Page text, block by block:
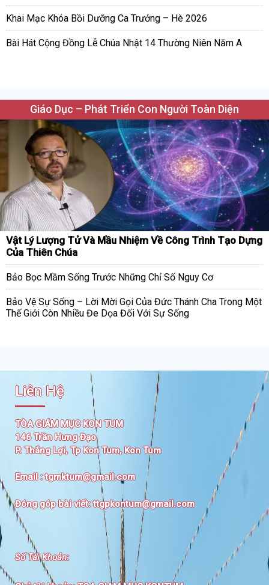
Khai Mạc Khóa Bồi Dưỡng Ca Trưởng – Hè 2026
Bài Hát Cộng Đồng Lễ Chúa Nhật 14 Thường Niên Năm A
Giáo Dục – Phát Triển Con Người Toàn Diện
Vật Lý Lượng Tử Và Mầu Nhiệm Về Công Trình Tạo Dựng
Của Thiên Chúa
Bảo Bọc Mầm Sống Trước Những Chỉ Số Nguy Cơ
Bảo Vệ Sự Sống – Lời Mời Gọi Của Đức Thánh Cha Trong Một
Thế Giới Còn Nhiều Đe Dọa Đối Với Sự Sống
Liên Hệ
TÒA GIÁM MỤC KON TUM
146 Trần Hưng Đạo
P. Thắng Lợi, Tp Kon Tum, Kon Tum
Email :tgmktum@gmail.com
Đóng góp bài viết:ttgpkontum@gmail.com
Số Tài Khoản: